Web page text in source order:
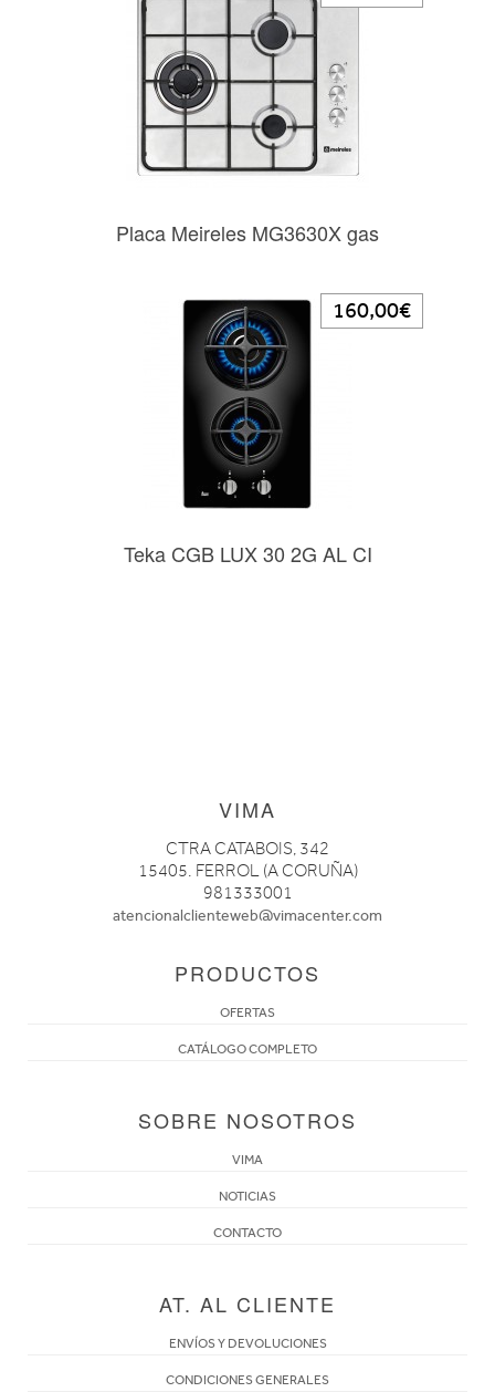
Placa Meireles MG3630X gas
Teka CGB LUX 30 2G AL CI
160,00€
VIMA
CTRA CATABOIS, 342
15405. FERROL (A CORUÑA)
981333001
atencionalclienteweb@vimacenter.com
PRODUCTOS
OFERTAS
CATÁLOGO COMPLETO
SOBRE NOSOTROS
VIMA
NOTICIAS
CONTACTO
AT. AL CLIENTE
ENVÍOS Y DEVOLUCIONES
CONDICIONES GENERALES